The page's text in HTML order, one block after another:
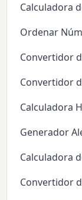
Calculadora
Ordenar
Convertidor
Convertidor
Calculadora
Generador
Calculadora
Convertidor